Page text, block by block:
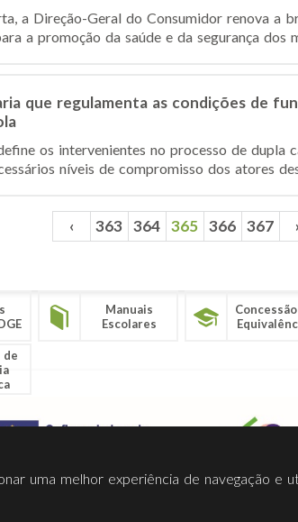
a Direção-Geral do Consumidor renova a
a promoção da saúde e da segurança dos
que regulamenta as condições de
os intervenientes no processo de dupla
níveis de compromisso dos atores
‹ 363 364 365 366 367 ›
Manuais
Escolares
de
uma melhor experiência de navegação e